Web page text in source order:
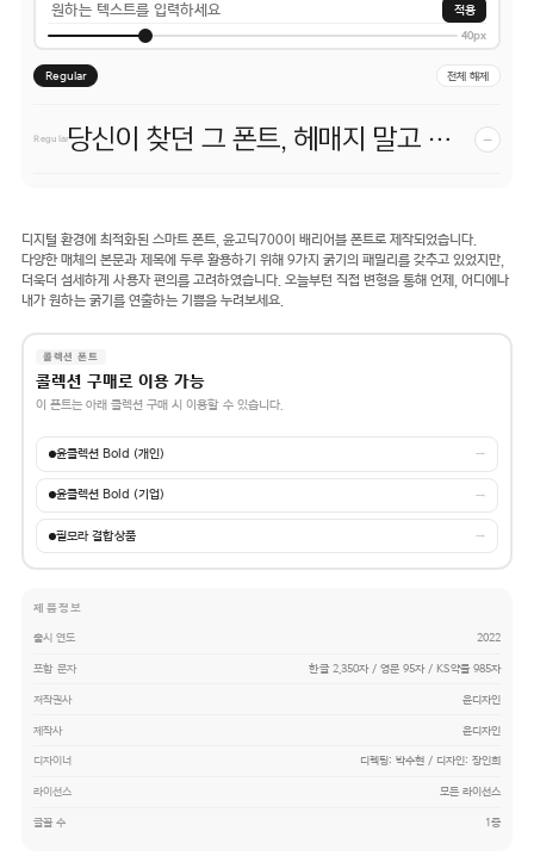
적용
40px
Regular 전체 해제
Regular 당신이 찾던 그 폰트, 헤매지 말고 바로 폰코! −
디지털 환경에 최적화된 스마트 폰트, 윤고딕700이 배리어블 폰트로 제작되었습니다.
다양한 매체의 본문과 제목에 두루 활용하기 위해 9가지 굵기의 패밀리를 갖추고 있었지만,
더욱더 섬세하게 사용자 편의를 고려하였습니다. 오늘부턴 직접 변형을 통해 언제, 어디에나
내가 원하는 굵기를 연출하는 기쁨을 누려보세요.
콜렉션 폰트
콜렉션 구매로 이용 가능
이 폰트는 아래 콜렉션 구매 시 이용할 수 있습니다.
윤콜렉션 Bold (개인) →
윤콜렉션 Bold (기업) →
필모라 결합상품 →
제품정보
출시 연도 2022
포함 문자 한글 2,350자 / 영문 95자 / KS약물 985자
저작권사 윤디자인
제작사 윤디자인
디자이너 디렉팅: 박수현 / 디자인: 장인희
라이선스 모든 라이선스
글꼴 수 1종